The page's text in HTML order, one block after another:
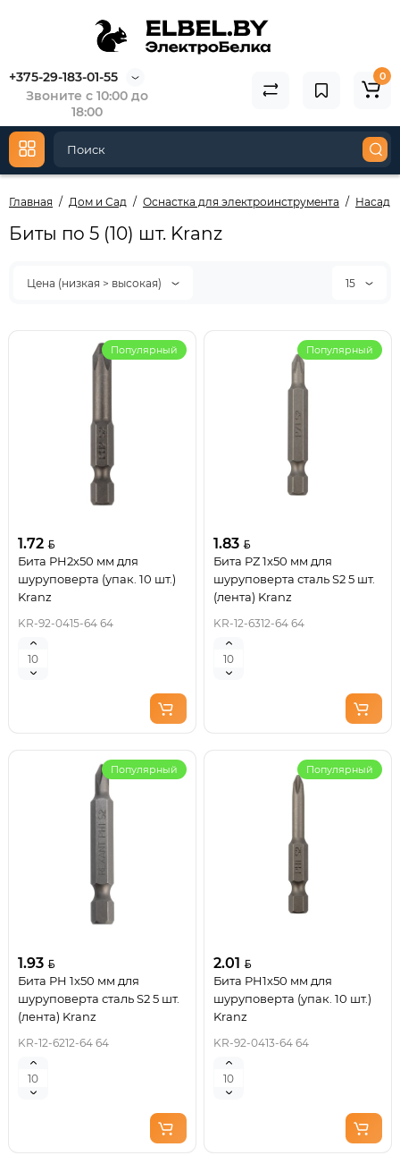
+375-29-183-01-55
Звоните с 10:00 до
18:00
0
Главная Дом и Сад Оснастка для электроинструмента
Биты по 5 (10) шт. Kranz
Цена (низкая > высокая) 15
Популярный
1.72
Бита PH2х50 мм для
шуруповерта (упак. 10 шт.)
Kranz
KR-92-0415-64 64
Популярный
1.83
Бита PZ 1x50 мм для
шуруповерта сталь S2 5 шт.
(лента) Kranz
KR-12-6312-64 64
Популярный
1.93
Бита PH 1x50 мм для
шуруповерта сталь S2 5 шт.
(лента) Kranz
KR-12-6212-64 64
Популярный
2.01
Бита PH1х50 мм для
шуруповерта (упак. 10 шт.)
Kranz
KR-92-0413-64 64